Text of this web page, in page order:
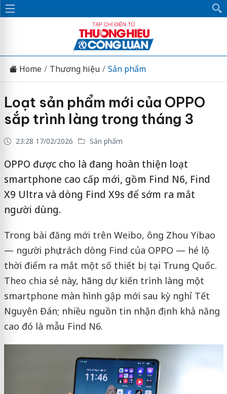
Home Thương hiệu Sản phẩm
Loạt sản phẩm mới của OPPO
sắp trình làng trong tháng 3
23:28 17/02/2026 Sản phẩm
OPPO được cho là đang hoàn thiện loạt
smartphone cao cấp mới, gồm Find N6, Find
X9 Ultra và dòng Find X9s để sớm ra mắt
người dùng.
Trong bài đăng mới trên Weibo, ông Zhou Yibao
— người phụ trách dòng Find của OPPO — hé lộ
thời điểm ra mắt một số thiết bị tại Trung Quốc.
Theo chia sẻ này, hãng dự kiến trình làng một
smartphone màn hình gập mới sau kỳ nghỉ Tết
Nguyên Đán; nhiều nguồn tin nhận định khả năng
cao đó là mẫu Find N6.